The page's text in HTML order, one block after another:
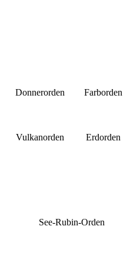
Donnerorden Farborden
Vulkanorden Erdorden
See-Rubin-Orden